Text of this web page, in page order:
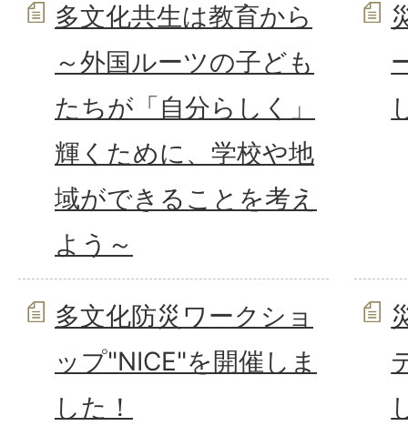
多文化共生は教育から
～外国ルーツの子ども
たちが「自分らしく」
輝くために、学校や地
域ができることを考え
よう～
多文化防災ワークショ
ップ"NICE"を開催しま
した！